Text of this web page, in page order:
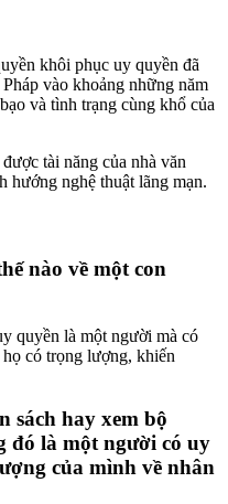
khôi phục uy quyền đã
vào khoảng những năm
và tình trạng cùng khổ của
tài năng của nhà văn
hướng nghệ thuật lãng mạn.
nào về một con
quyền là một người mà có
có trọng lượng, khiến
sách hay xem bộ
đó là một người có uy
của mình về nhân